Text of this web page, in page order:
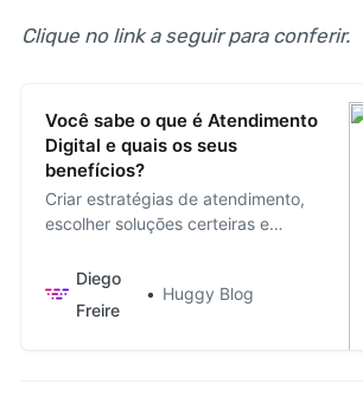
Clique no link a seguir para conferir.
Você sabe o que é Atendimento
Digital e quais os seus
benefícios?
Criar estratégias de atendimento,
escolher soluções certeiras e
ao final, são os principais objetivos
de um bom Atendimento Digital.
Diego
Freire
Huggy Blog